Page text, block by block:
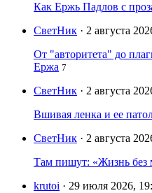
Как Ержь Падлов с
СветНик · 2 августа
От "авторитета" до
Ержа 7
СветНик · 2 августа
Вшивая ленка и ее
СветНик · 2 августа
Там пишут: «Жизнь без
krutoi · 29 июля 2026,